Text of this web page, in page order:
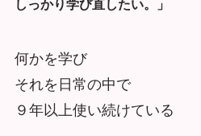
しっかり学び直したい。」
何かを学び
それを日常の中で
９年以上使い続けている